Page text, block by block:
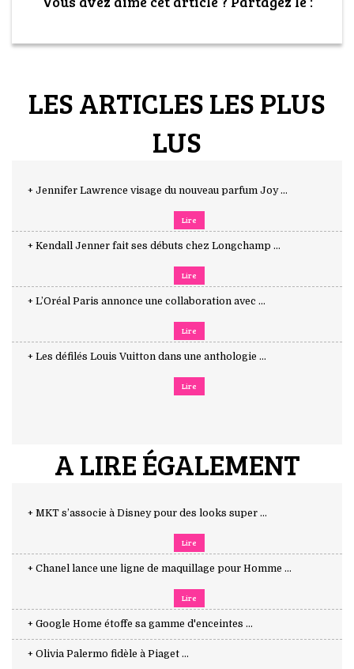
LES ARTICLES LES PLUS
LUS
+ Jennifer Lawrence visage du nouveau parfum Joy ...
Lire
+ Kendall Jenner fait ses débuts chez Longchamp ...
Lire
+ L’Oréal Paris annonce une collaboration avec ...
Lire
+ Les défilés Louis Vuitton dans une anthologie ...
Lire
A LIRE ÉGALEMENT
+ MKT s’associe à Disney pour des looks super ...
Lire
+ Chanel lance une ligne de maquillage pour Homme ...
Lire
+ Google Home étoffe sa gamme d'enceintes ...
+ Olivia Palermo fidèle à Piaget ...